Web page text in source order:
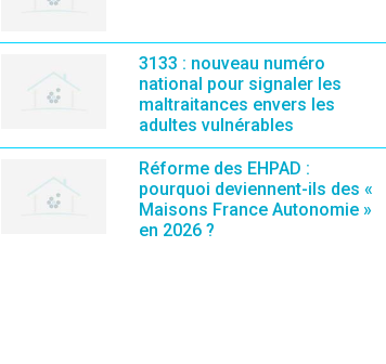
3133 : nouveau numéro
national pour signaler les
maltraitances envers les
adultes vulnérables
Réforme des EHPAD :
pourquoi deviennent-ils des «
Maisons France Autonomie »
en 2026 ?